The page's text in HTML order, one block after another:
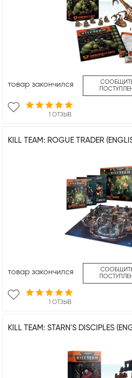
1 ОТЗЫВ
товар закончился
KILL TEAM: ROGUE TRADER
1 ОТЗЫВ
товар закончился
KILL TEAM: STARN'S DISCIPLES